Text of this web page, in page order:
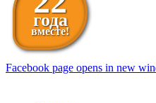
года
вместе!
Facebook page opens in new